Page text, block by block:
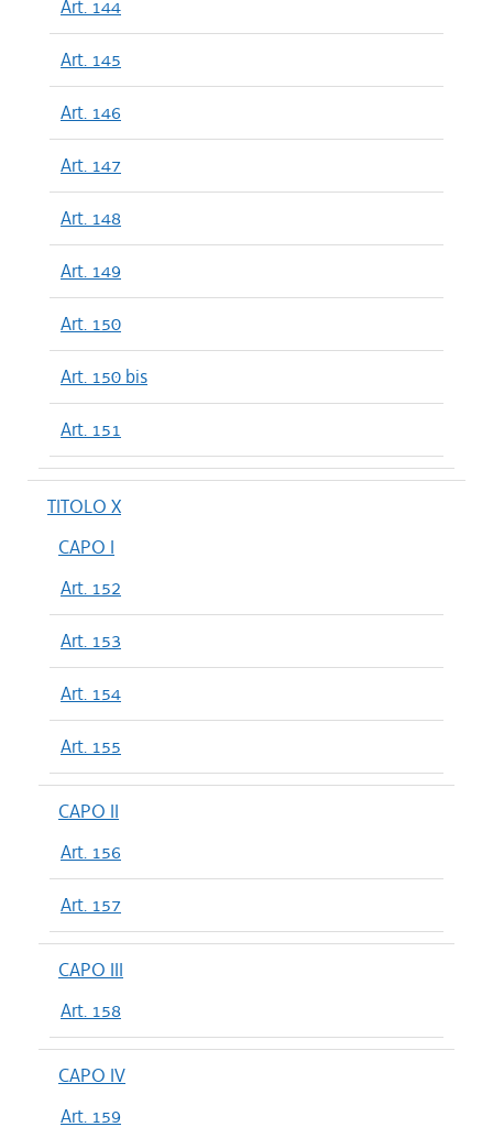
Art. 144
Art. 145
Art. 146
Art. 147
Art. 148
Art. 149
Art. 150
Art. 150 bis
Art. 151
TITOLO X
CAPO I
Art. 152
Art. 153
Art. 154
Art. 155
CAPO II
Art. 156
Art. 157
CAPO III
Art. 158
CAPO IV
Art. 159